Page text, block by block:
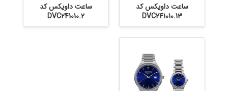
ساعت داویکس کد
DVC241010.13
ساعت داویکس کد
DVC241010.2